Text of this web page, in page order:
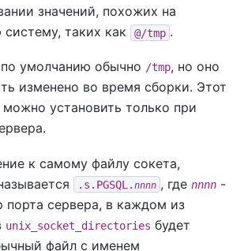
значений, похожих на
таких как
@/tmp .
умолчанию обычно /tmp, но оно
изменено во время сборки. Этот
установить только при
к самому файлу сокета,
.s.PGSQL. nnnn , где nnnn -
порта сервера, в каждом из
unix_socket_directories будет
файл с именем